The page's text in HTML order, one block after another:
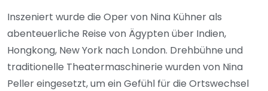
Inszeniert wurde die Oper von Nina Kühner als
abenteuerliche Reise von Ägypten über Indien,
Hongkong, New York nach London. Drehbühne und
traditionelle Theatermaschinerie wurden von Nina
Peller eingesetzt, um ein Gefühl für die Ortswechsel